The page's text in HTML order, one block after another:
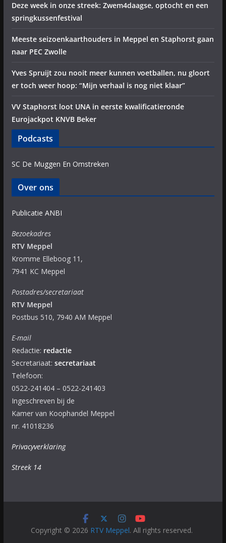
Deze week in onze streek: Zwem4daagse, optocht en een
springkussenfestival
Meeste seizoenkaarthouders in Meppel en Staphorst gaan
naar PEC Zwolle
Yves Spruijt zou nooit meer kunnen voetballen, nu gloort
er toch weer hoop: “Mijn verhaal is nog niet klaar”
VV Staphorst loot UNA in eerste kwalificatieronde
Eurojackpot KNVB Beker
Podcasts
SC De Muggen En Omstreken
Over ons
Publicatie ANBI
Bezoekadres
RTV Meppel
Kromme Elleboog 11,
7941 KC Meppel
Postadres/secretariaat
RTV Meppel
Postbus 510, 7940 AM Meppel
E-mail
Redactie: redactie
Secretariaat: secretariaat
Telefoon:
0522-241404 – 0522-241403
Ingeschreven bij de
Kamer van Koophandel Meppel
nr. 41018236
Privacyverklaring
Streek 14
Copyright © 2026 RTV Meppel. All rights reserved.